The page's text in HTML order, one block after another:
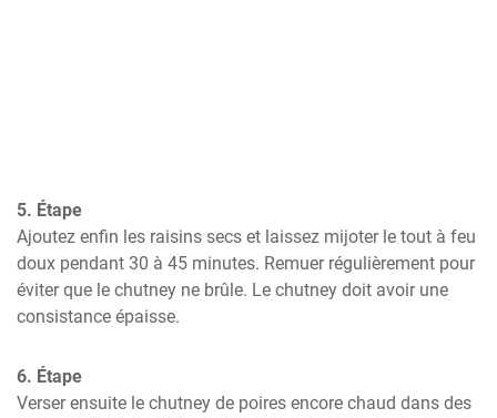
5. Étape
Ajoutez enfin les raisins secs et laissez mijoter le tout à feu
doux pendant 30 à 45 minutes. Remuer régulièrement pour
éviter que le chutney ne brûle. Le chutney doit avoir une
consistance épaisse.
6. Étape
Verser ensuite le chutney de poires encore chaud dans des